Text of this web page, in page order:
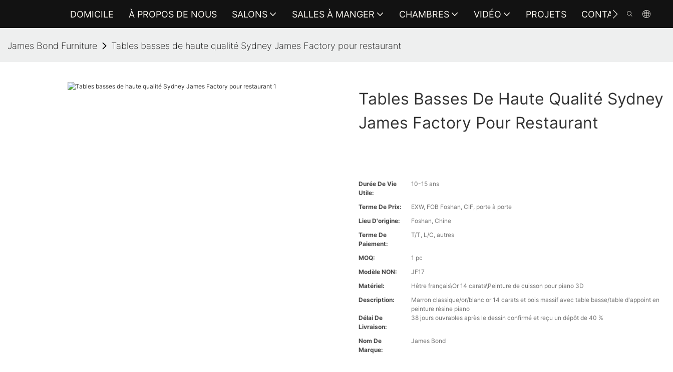
DOMICILE À PROPOS DE NOUS SALONS SALLES À MANGER CHAMBRES VIDÉO PROJETS CONTACTEZ-NOUS
James Bond Furniture Tables basses de haute qualité Sydney James Factory pour restaurant
Tables Basses De Haute Qualité Sydney
James Factory Pour Restaurant
Durée De Vie
Utile:
10-15 ans
Terme De Prix:
EXW, FOB Foshan, CIF, porte à porte
Lieu D'origine:
Foshan, Chine
Terme De
Paiement:
T/T, L/C, autres
MOQ:
1 pc
Modèle NON:
JF17
Matériel:
Hêtre français\Or 14 carats\Peinture de cuisson pour piano 3D
Description:
Marron classique/or/blanc or 14 carats et bois massif avec table basse/table d'appoint en
peinture résine piano
Délai De
Livraison:
38 jours ouvrables après le dessin confirmé et reçu un dépôt de 40 %
Nom De
Marque:
James Bond